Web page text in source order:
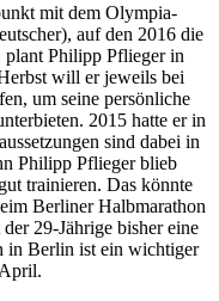
mit dem Olympia-
auf den 2016 die
plant Philipp Pflieger in
will er jeweils bei
um seine persönliche
2015 hatte er in
sind dabei in
Philipp Pflieger blieb
trainieren. Das könnte
Berliner Halbmarathon
29-Jährige bisher eine
in Berlin ist ein wichtiger